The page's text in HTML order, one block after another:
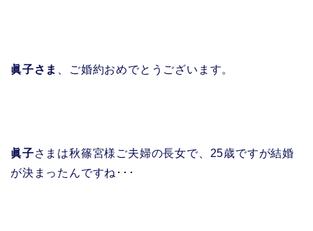
眞子さま 、ご婚約おめでとうございます。
眞子さまは秋篠宮様ご夫婦の長女で、25歳ですが結婚
が決まったんですね･･･